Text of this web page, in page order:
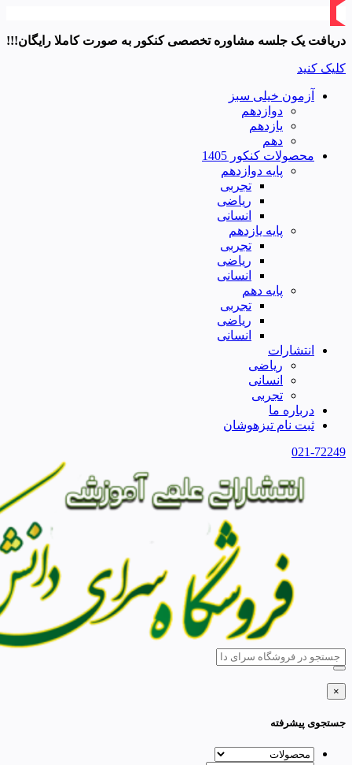
دریافت یک جلسه مشاوره تخصصی کنکور به صورت کاملا رایگان!!!
کلیک کنید
آزمون خیلی سبز
دوازدهم
یازدهم
دهم
محصولات کنکور 1405
پایه دوازدهم
تجربی
ریاضی
انسانی
پایه یازدهم
تجربی
ریاضی
انسانی
پایه دهم
تجربی
ریاضی
انسانی
انتشارات
ریاضی
انسانی
تجربی
درباره ما
ثبت نام تیزهوشان
021-72249
×
جستجوی پیشرفته